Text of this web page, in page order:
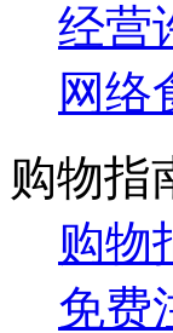
经营
网络
购物指
购物
免费